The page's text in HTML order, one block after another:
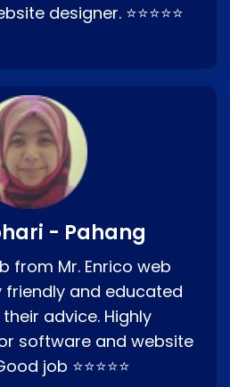
designer. ⭐⭐⭐⭐⭐
- Pahang
from Mr. Enrico web
friendly and educated
advice. Highly
software and website
job ⭐⭐⭐⭐⭐